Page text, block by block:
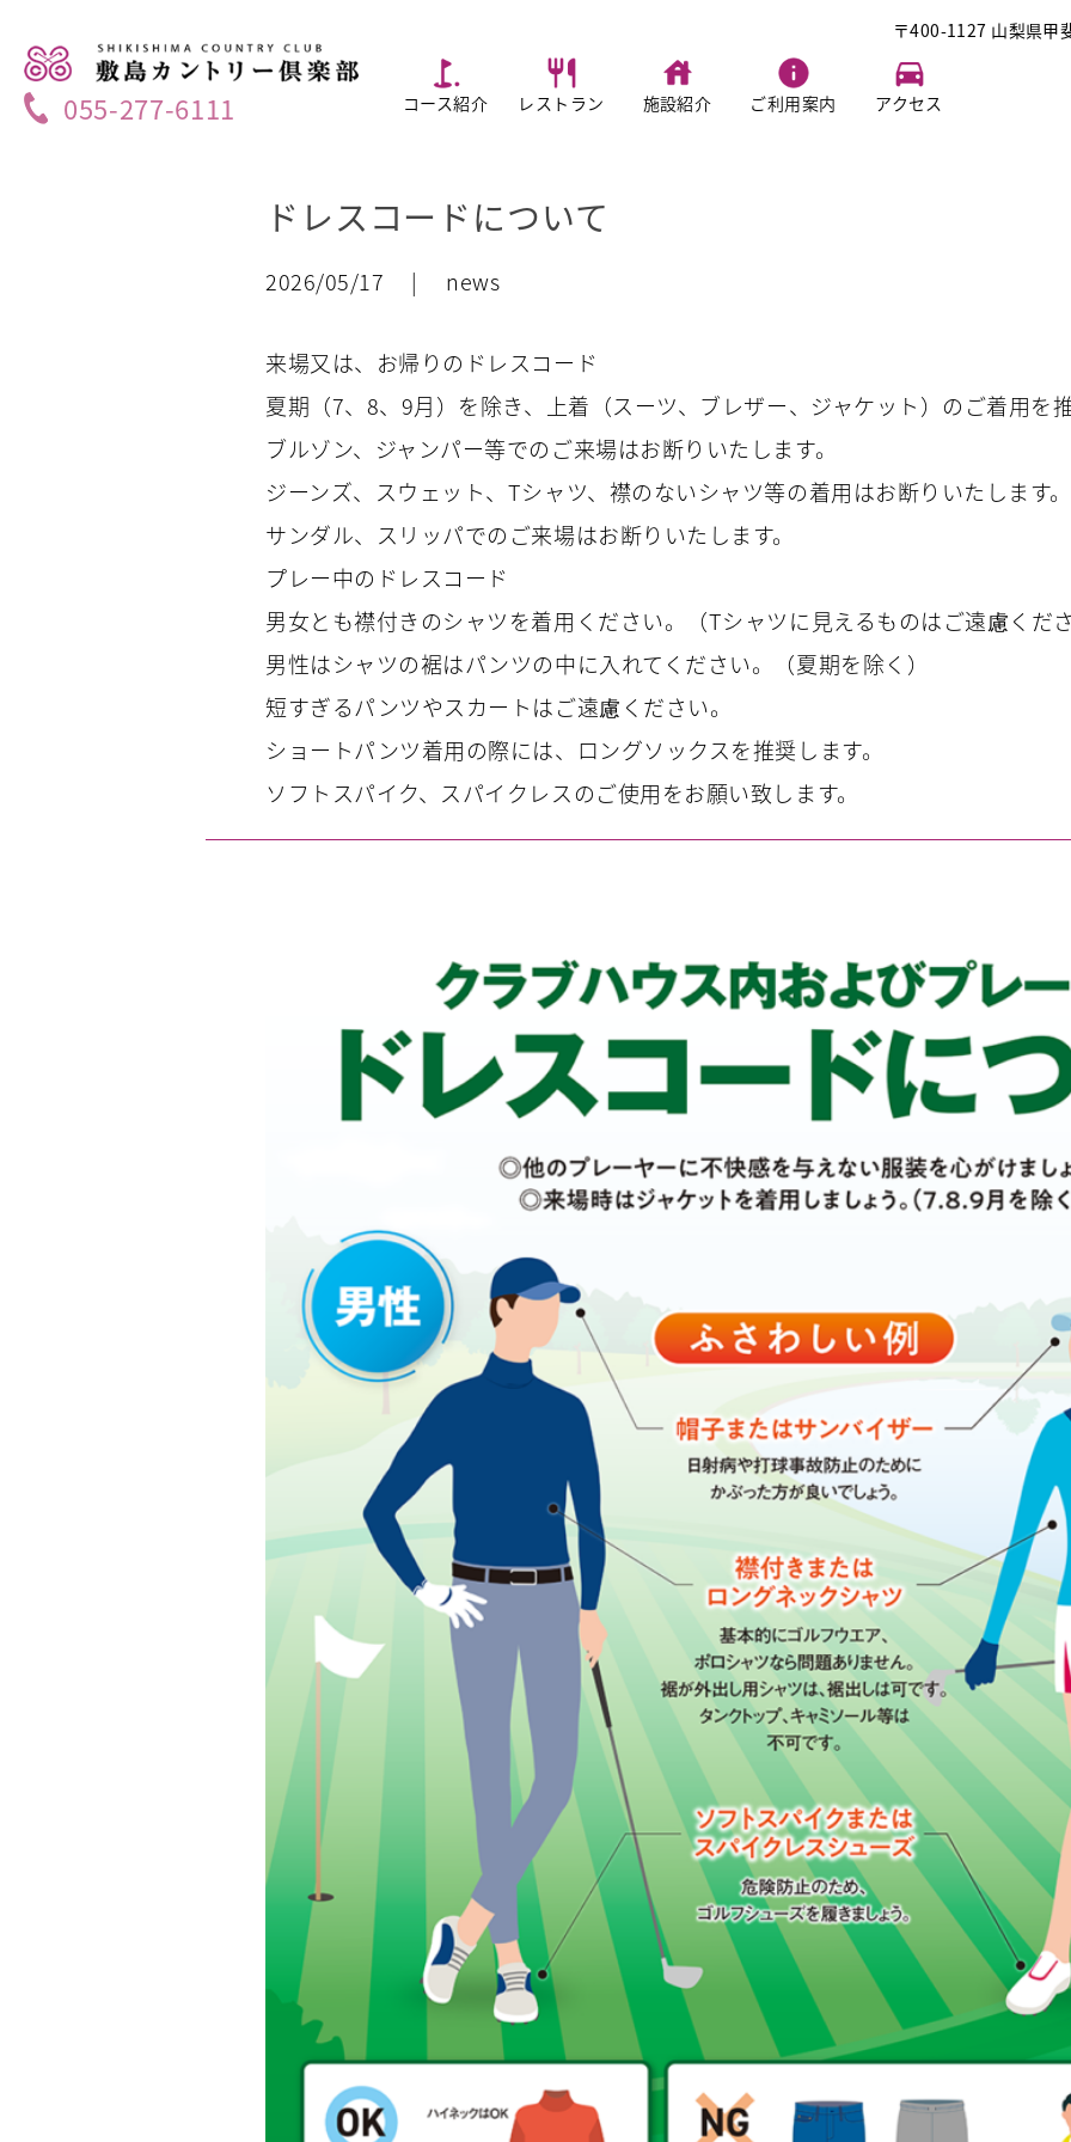
〒400-1127 山梨県甲
055-277-6111 コース紹介 レストラン 施設紹介 ご利用案内 アクセス
ドレスコードについて
2026/05/17 | news
来場又は、お帰りのドレスコード
夏期（7、8、9月）を除き、上着（スーツ、ブレザー、ジャケット）のご着用を
ブルゾン、ジャンパー等でのご来場はお断りいたします。
ジーンズ、スウェット、Tシャツ、襟のないシャツ等の着用はお断りいたします。
サンダル、スリッパでのご来場はお断りいたします。
プレー中のドレスコード
男女とも襟付きのシャツを着用ください。（Tシャツに見えるものはご遠慮くだ
男性はシャツの裾はパンツの中に入れてください。（夏期を除く）
短すぎるパンツやスカートはご遠慮ください。
ショートパンツ着用の際には、ロングソックスを推奨します。
ソフトスパイク、スパイクレスのご使用をお願い致します。